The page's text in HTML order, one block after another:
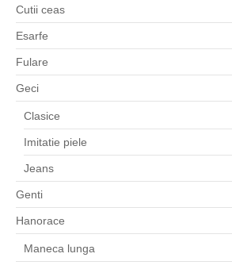
Cutii ceas
Esarfe
Fulare
Geci
Clasice
Imitatie piele
Jeans
Genti
Hanorace
Maneca lunga